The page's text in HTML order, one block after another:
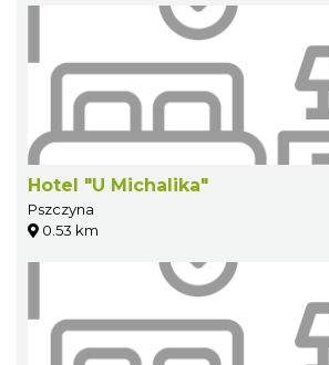
Hotel "U Michalika"
Pszczyna
0.53 km